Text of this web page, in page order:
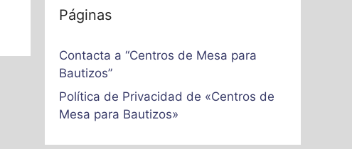
Páginas
Contacta a “Centros de Mesa para
Bautizos”
Política de Privacidad de «Centros de
Mesa para Bautizos»